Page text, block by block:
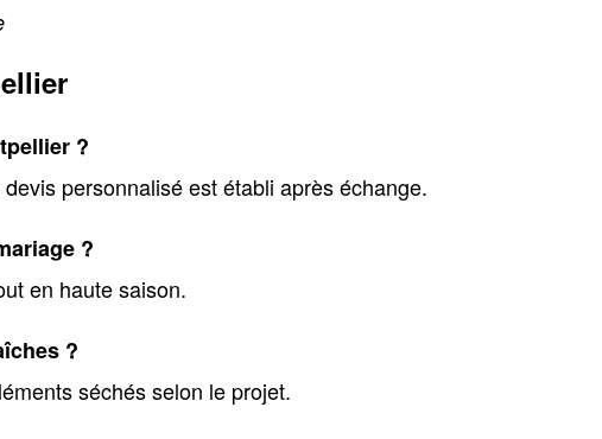
?
personnalisé est établi après échange.
?
en haute saison.
?
séchés selon le projet.